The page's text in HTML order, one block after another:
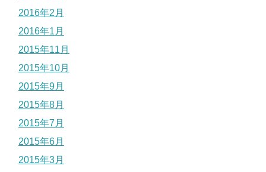
2016年2月
2016年1月
2015年11月
2015年10月
2015年9月
2015年8月
2015年7月
2015年6月
2015年3月